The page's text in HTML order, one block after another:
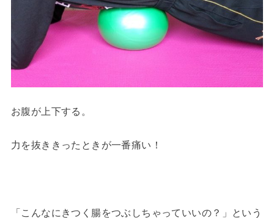
お腹が上下する。
力を抜ききったときが一番痛い！
「こんなにきつく腸をつぶしちゃっていいの？」という